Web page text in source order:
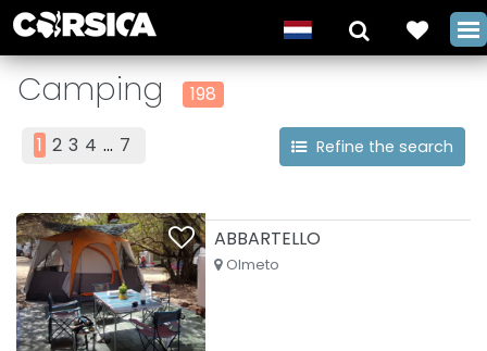
Camping 198
1 2 3 4 ... 7 Refine the search
ABBARTELLO
Olmeto